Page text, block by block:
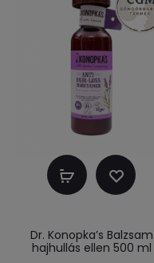
Kosárba
Dr. Konopka’s Balzsam
hajhullás ellen 500 ml